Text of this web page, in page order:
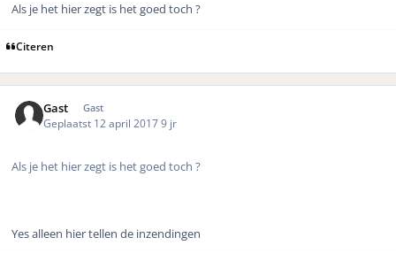
Als je het hier zegt is het goed toch ?
Citeren
Gast Gast
Geplaatst 12 april 20179 jr
Als je het hier zegt is het goed toch ?
Yes alleen hier tellen de inzendingen